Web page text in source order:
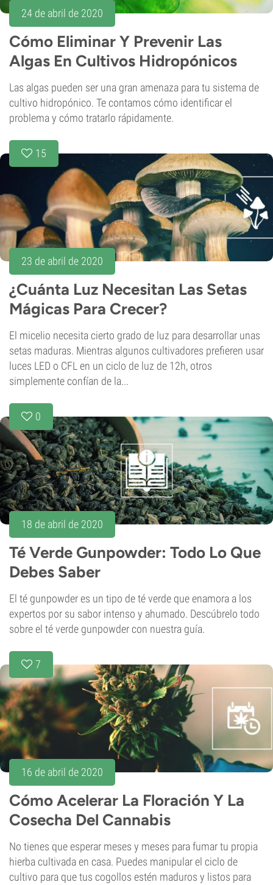
24 de abril de 2020
Cómo Eliminar Y Prevenir Las
Algas En Cultivos Hidropónicos
Las algas pueden ser una gran amenaza para tu sistema de
cultivo hidropónico. Te contamos cómo identificar el
problema y cómo tratarlo rápidamente.
15
23 de abril de 2020
¿Cuánta Luz Necesitan Las Setas
Mágicas Para Crecer?
El micelio necesita cierto grado de luz para desarrollar unas
setas maduras. Mientras algunos cultivadores prefieren usar
luces LED o CFL en un ciclo de luz de 12h, otros
simplemente confían de la...
0
18 de abril de 2020
Té Verde Gunpowder: Todo Lo Que
Debes Saber
El té gunpowder es un tipo de té verde que enamora a los
expertos por su sabor intenso y ahumado. Descúbrelo todo
sobre el té verde gunpowder con nuestra guía.
7
16 de abril de 2020
Cómo Acelerar La Floración Y La
Cosecha Del Cannabis
No tienes que esperar meses y meses para fumar tu propia
hierba cultivada en casa. Puedes manipular el ciclo de
cultivo para que tus cogollos estén maduros y listos para